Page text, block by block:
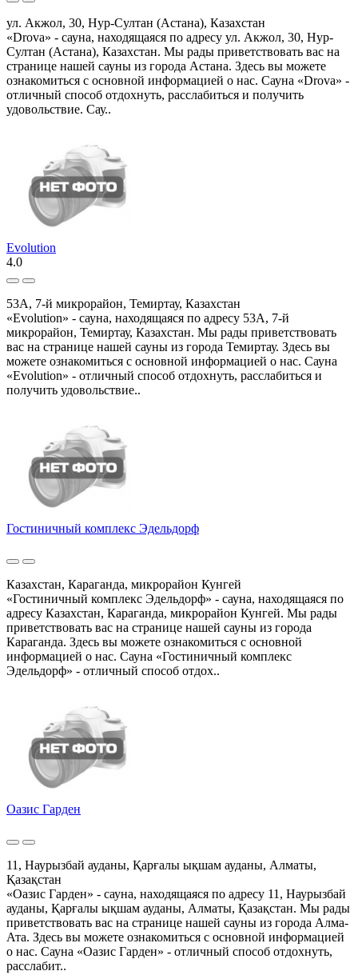
ул. Акжол, 30, Нур-Султан (Астана), Казахстан
«Drova» - сауна, находящаяся по адресу ул. Акжол, 30, Нур-
Султан (Астана), Казахстан. Мы рады приветствовать вас на
странице нашей сауны из города Астана. Здесь вы можете
ознакомиться с основной информацией о нас. Сауна «Drova» -
отличный способ отдохнуть, расслабиться и получить
удовольствие. Сау..
Evolution
4.0
53А, 7-й микрорайон, Темиртау, Казахстан
«Evolution» - сауна, находящаяся по адресу 53А, 7-й
микрорайон, Темиртау, Казахстан. Мы рады приветствовать
вас на странице нашей сауны из города Темиртау. Здесь вы
можете ознакомиться с основной информацией о нас. Сауна
«Evolution» - отличный способ отдохнуть, расслабиться и
получить удовольствие..
Гостиничный комплекс Эдельдорф
Казахстан, Караганда, микрорайон Кунгей
«Гостиничный комплекс Эдельдорф» - сауна, находящаяся по
адресу Казахстан, Караганда, микрорайон Кунгей. Мы рады
приветствовать вас на странице нашей сауны из города
Караганда. Здесь вы можете ознакомиться с основной
информацией о нас. Сауна «Гостиничный комплекс
Эдельдорф» - отличный способ отдох..
Оазис Гарден
11, Наурызбай ауданы, Қарғалы ықшам ауданы, Алматы,
Қазақстан
«Оазис Гарден» - сауна, находящаяся по адресу 11, Наурызбай
ауданы, Қарғалы ықшам ауданы, Алматы, Қазақстан. Мы рады
приветствовать вас на странице нашей сауны из города Алма-
Ата. Здесь вы можете ознакомиться с основной информацией
о нас. Сауна «Оазис Гарден» - отличный способ отдохнуть,
расслабит..